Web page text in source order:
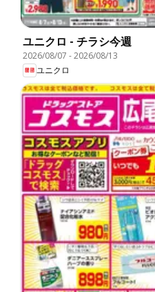
ユニクロ - チラシ今週
2026/08/07 -2026/08/13
ユニクロ